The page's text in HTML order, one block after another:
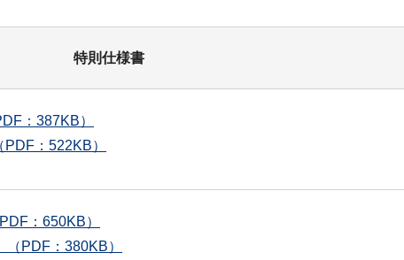
特則仕様書
：387KB）
：522KB）
：650KB）
PDF：380KB）